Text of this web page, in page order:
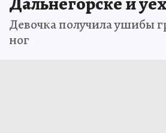
Девочка получила ушибы
ног